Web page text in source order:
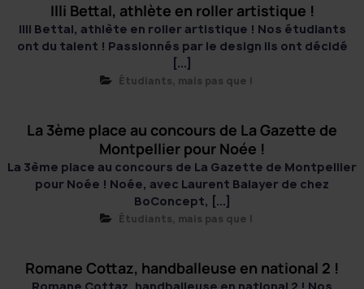
Illi Bettal, athlète en roller artistique !
Illi Bettal, athlète en roller artistique ! Nos étudiants
ont du talent ! Passionnés par le design ils ont décidé
[...]
Étudiants, mais pas que !
La 3ème place au concours de La Gazette de
Montpellier pour Noée !
La 3ème place au concours de La Gazette de Montpellier
pour Noée ! Noée, avec Laurent Balayer de chez
BoConcept, [...]
Étudiants, mais pas que !
Romane Cottaz, handballeuse en national 2 !